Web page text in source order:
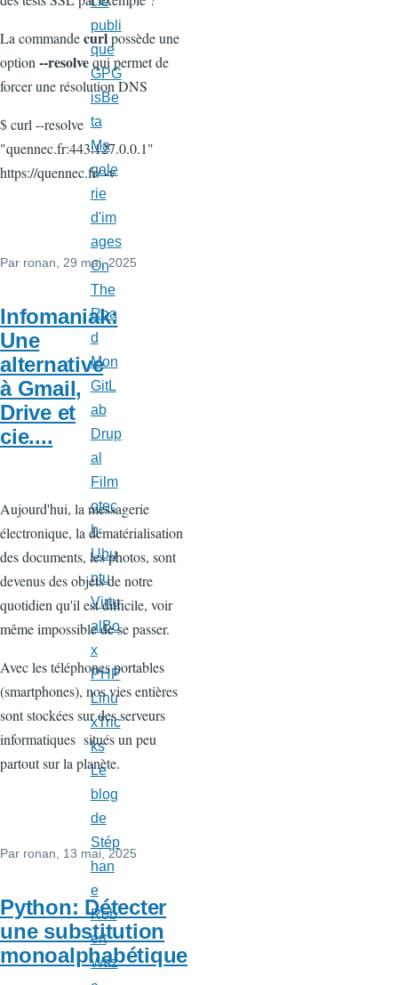
La commandecurlpossède une
option --resolvequi permet de
forcer une résolution DNS
$ curl --resolve
"quennec.fr:443:127.0.0.1"
https://quennec.fr/ -v
Par ronan , 29 mai, 2025
Infomaniak:
Une
alternative
à Gmail,
Drive et
cie....
Aujourd'hui, la messagerie
électronique, la dématérialisation
des documents, les photos, sont
devenus des objets de notre
quotidien qu'il est difficile, voir
même impossible de se passer.
Avec les téléphones portables
(smartphones), nos vies entières
sont stockées sur des serveurs
informatiques situés un peu
partout sur la planète.
Par ronan , 13 mai, 2025
Python: Détecter
une substitution
monoalphabétique
publi
que
GPG
isBe
ta
Ma
gale
rie
d'im
ages
On
The
Roa
d
Mon
GitL
ab
Drup
al
Film
otec
h
Ubu
ntu
Virtu
alBo
x
PHP
Linu
xTric
ks
Le
blog
de
Stép
han
e
Rob
ert
Waz